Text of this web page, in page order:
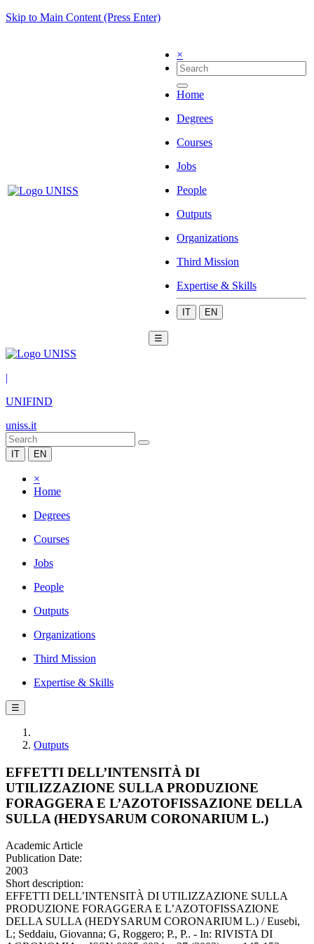
Skip to Main Content (Press Enter)
×
Home
Degrees
Courses
Jobs
People
Outputs
Organizations
Third Mission
Expertise & Skills
IT EN
☰
|
UNIFIND
uniss.it
IT EN
×
Home
Degrees
Courses
Jobs
People
Outputs
Organizations
Third Mission
Expertise & Skills
☰
Outputs
EFFETTI DELL’INTENSITÀ DI
UTILIZZAZIONE SULLA PRODUZIONE
FORAGGERA E L’AZOTOFISSAZIONE DELLA
SULLA (HEDYSARUM CORONARIUM L.)
Academic Article
Publication Date:
2003
Short description:
EFFETTI DELL’INTENSITÀ DI UTILIZZAZIONE SULLA
PRODUZIONE FORAGGERA E L’AZOTOFISSAZIONE
DELLA SULLA (HEDYSARUM CORONARIUM L.) / Eusebi,
L; Seddaiu, Giovanna; G, Roggero; P., P.. - In: RIVISTA DI